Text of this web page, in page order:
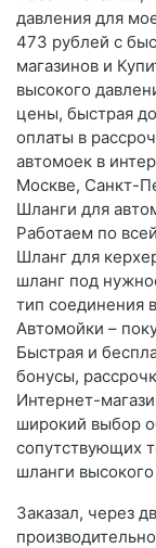
давления для
473 рублей с
магазинов и
высокого
цены, быстрая
оплаты в
автомоек в
Москве, Санкт-
Шланги для
Работаем по
Шланг для
шланг под
тип соединения
Автомойки –
Быстрая и
бонусы,
Интернет-
широкий выбор
сопутствующих
шланги
Заказал, через